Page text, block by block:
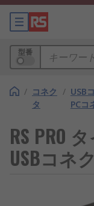
型番
/ コネク
タ
/ USB
PCコ
RS PRO
USBコネ